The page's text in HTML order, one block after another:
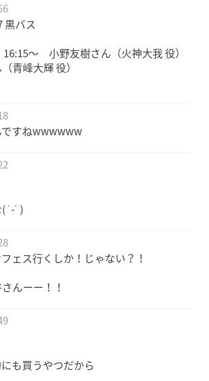
黒バス
16:15～ 小野友樹さん（火神大我 役）
青峰大輝 役）
すねwwwwww
˙-˙ )
ェス行くしか！じゃない？！
んーー！！
も買うやつだから